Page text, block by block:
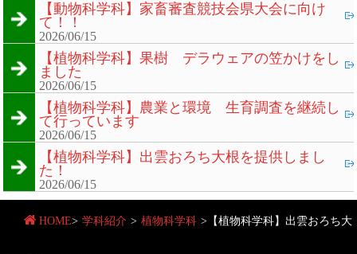
【動物科学科】家畜審査競技会県大会に向け
て！！
2026/06/15
【植物科学科】果樹 デラウェアの笠かけをし
ました
2026/06/15
【植物科学科】農業と環境 生育調査を継続し
て行っています
2026/06/15
【植物科学科】出雲おろち大根を提供しまし
た！
2026/06/15
HOME> 学科紹介 > 植物科学科 > 【植物科学科】出雲おろち大